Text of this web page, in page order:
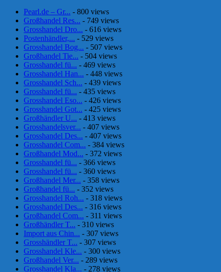
Pearl.de – Gr... - 800 views
Großhandel Res... - 749 views
Grosshandel Dro... - 616 views
Postenhändler,... - 529 views
Grosshandel Bog... - 507 views
Großhandel Tie... - 504 views
Grosshandel fü... - 469 views
Grosshandel Han... - 448 views
Grosshandel Sch... - 439 views
Grosshandel fü... - 435 views
Grosshandel Eso... - 426 views
Grosshandel Got... - 425 views
Großhändler U... - 413 views
Grosshandelsver... - 407 views
Grosshandel Des... - 407 views
Grosshandel Com... - 384 views
Großhandel Mod... - 372 views
Grosshandel fü... - 366 views
Grosshandel fü... - 360 views
Großhandel Mer... - 358 views
Großhandel fü... - 352 views
Grosshandel Roh... - 318 views
Grosshandel Des... - 316 views
Großhandel Com... - 311 views
Großhändler T... - 310 views
Import aus Chin... - 307 views
Grosshändler T... - 307 views
Grosshandel Kle... - 300 views
Großhandel Ver... - 289 views
Grosshandel Kla... - 278 views